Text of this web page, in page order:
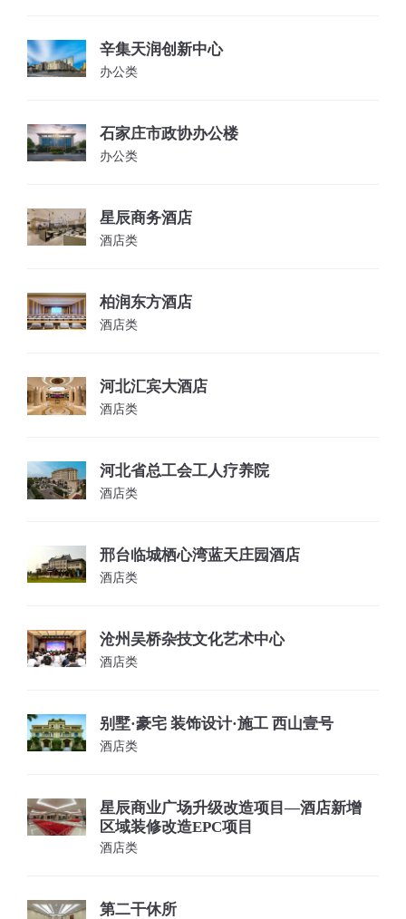
辛集天润创新中心
办公类
石家庄市政协办公楼
办公类
星辰商务酒店
酒店类
柏润东方酒店
酒店类
河北汇宾大酒店
酒店类
河北省总工会工人疗养院
酒店类
邢台临城栖心湾蓝天庄园酒店
酒店类
沧州吴桥杂技文化艺术中心
酒店类
别墅·豪宅 装饰设计·施工 西山壹号
酒店类
星辰商业广场升级改造项目—酒店新增
区域装修改造EPC项目
酒店类
第二干休所